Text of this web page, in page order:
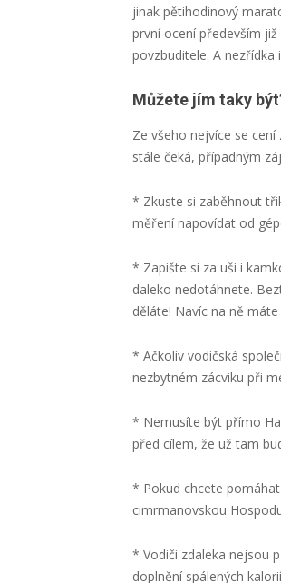
jinak pětihodinový
první ocení především
povzbuditele. A nezřídka
Můžete jím taky
Ze všeho nejvíce se
stále čeká, případným
* Zkuste si zaběhnout
měření napovídat od
* Zapište si za uši i
daleko nedotáhnete.
děláte! Navíc na ně
* Ačkoliv vodičská
nezbytném zácviku při
* Nemusíte být přímo
před cílem, že už tam
* Pokud chcete
cimrmanovskou
* Vodiči zdaleka nejsou
doplnění spálených